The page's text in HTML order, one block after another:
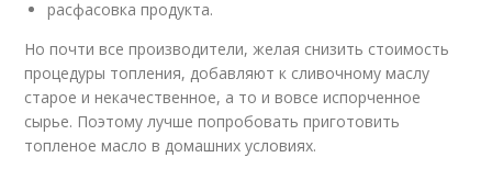
расфасовка продукта.
Но почти все производители, желая снизить стоимость
процедуры топления, добавляют к сливочному маслу
старое и некачественное, а то и вовсе испорченное
сырье. Поэтому лучше попробовать приготовить
топленое масло в домашних условиях.